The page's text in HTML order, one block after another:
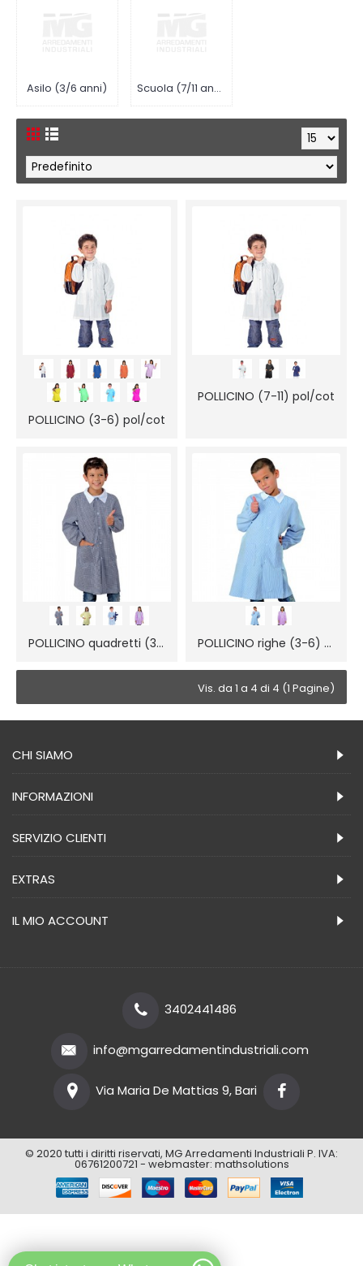
Asilo (3/6 anni) Scuola (7/11 anni)
POLLICINO (3-6) pol/cot
POLLICINO (7-11) pol/cot
POLLICINO quadretti (3-6) pol/cot POLLICINO righe (3-6) pol/cot
Vis. da 1 a 4 di 4 (1 Pagine)
CHI SIAMO
INFORMAZIONI
SERVIZIO CLIENTI
EXTRAS
IL MIO ACCOUNT
3402441486
info@mgarredamentindustriali.com
Via Maria De Mattias 9, Bari
© 2020 tutti i diritti riservati, MG Arredamenti Industriali P. IVA:
06761200721 - webmaster: mathsolutions